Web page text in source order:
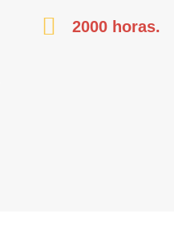
2000 horas.